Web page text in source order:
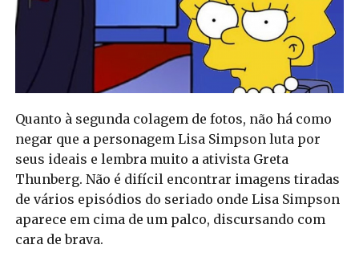
Quanto à segunda colagem de fotos, não há como
negar que a personagem Lisa Simpson luta por
seus ideais e lembra muito a ativista Greta
Thunberg. Não é difícil encontrar imagens tiradas
de vários episódios do seriado onde Lisa Simpson
aparece em cima de um palco, discursando com
cara de brava.